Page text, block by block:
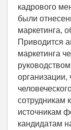
кадрового
были
маркетинга,
Приводится
маркетинга
организации,
сотрудникам
источникам
кандидатам